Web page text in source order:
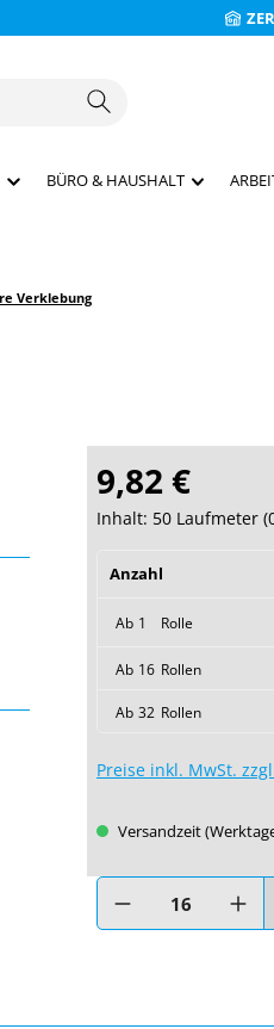
BÜRO & HAUSHALT
Verklebung
9,82 €
Inhalt: 50 Laufmeter (
Anzahl
Ab 1 Rolle
Ab 16 Rollen
Ab 32 Rollen
Preise inkl. MwSt.
Versandzeit
Produkt Anzahl: Gib